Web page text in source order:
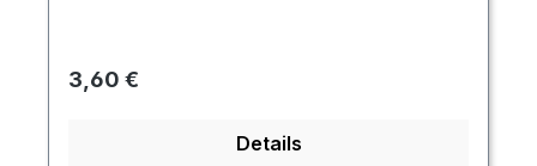
Regulärer Preis:
3,60 €
Details